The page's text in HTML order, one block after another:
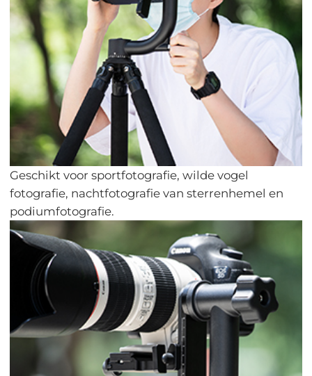
Geschikt voor sportfotografie, wilde vogel
fotografie, nachtfotografie van sterrenhemel en
podiumfotografie.